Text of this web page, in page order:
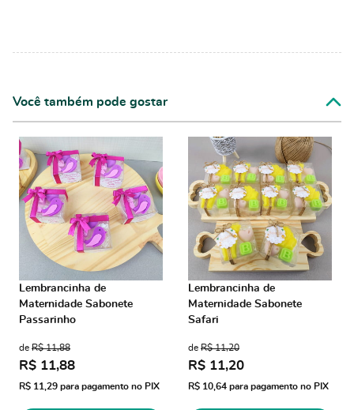
Você também pode gostar
Lembrancinha de
Maternidade Sabonete
Passarinho
de R$ 11,88
R$ 11,88
R$ 11,29 para pagamento no PIX
Lembrancinha de
Maternidade Sabonete
Safari
de R$ 11,20
R$ 11,20
R$ 10,64 para pagamento no PIX